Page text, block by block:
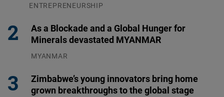
ENTREPRENEURSHIP
As a Blockade and a Global Hunger for
Minerals devastated MYANMAR
MYANMAR
Zimbabwe’s young innovators bring home
grown breakthroughs to the global stage